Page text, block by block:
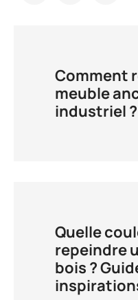
Comment
meuble
industriel ?
Quelle
repeindre
bois ?